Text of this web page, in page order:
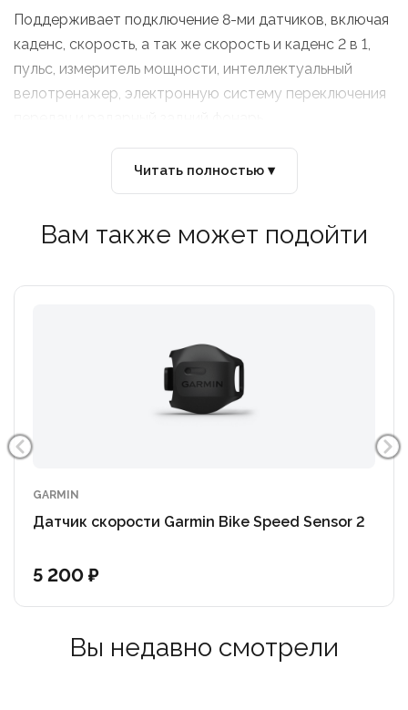
Поддерживает подключение 8-ми датчиков, включая
каденс, скорость, а так же скорость и каденс 2 в 1,
пульс, измеритель мощности, интеллектуальный
велотренажер, электронную систему переключения
Читать полностью ▾
Вам также может подойти
GARMIN
Датчик скорости Garmin Bike Speed Sensor 2
5 200 ₽
Вы недавно смотрели